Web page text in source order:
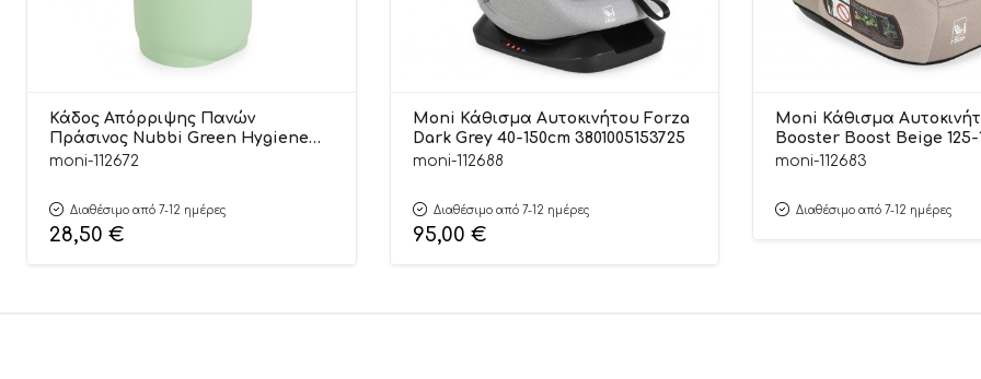
Κάδος Απόρριψης Πανών
Πράσινος Nubbi Green Hygiene
Basket 3800146273279 – Cangaroo
moni-112672
Διαθέσιμο από 7-12 ημέρες
28,50 €
Moni Κάθισμα Αυτοκινήτου Forza
Dark Grey 40-150cm 3801005153725
moni-112688
Διαθέσιμο από 7-12 ημέρες
95,00 €
Moni Κάθισμα
Booster Boost Beige 125-
3801005153749
moni-112683
Διαθέσιμο από 7-12 ημέρες